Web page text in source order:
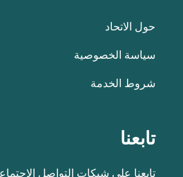
حول الاتحاد
سياسة الخصوصية
شروط الخدمة
تابعنا
تابعنا على شبكات التواصل